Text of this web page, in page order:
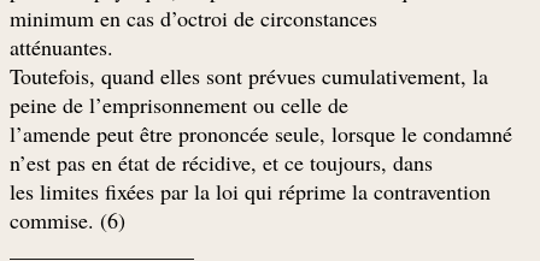
minimum en cas d’octroi de circonstances
.atténuantes
Toutefois, quand elles sont prévues cumulativement, la
peine de l’emprisonnement ou celle de
l’amende peut être prononcée seule, lorsque le condamné
n’est pas en état de récidive, et ce toujours, dans
les limites fixées par la loi qui réprime la contravention
commise. (6)